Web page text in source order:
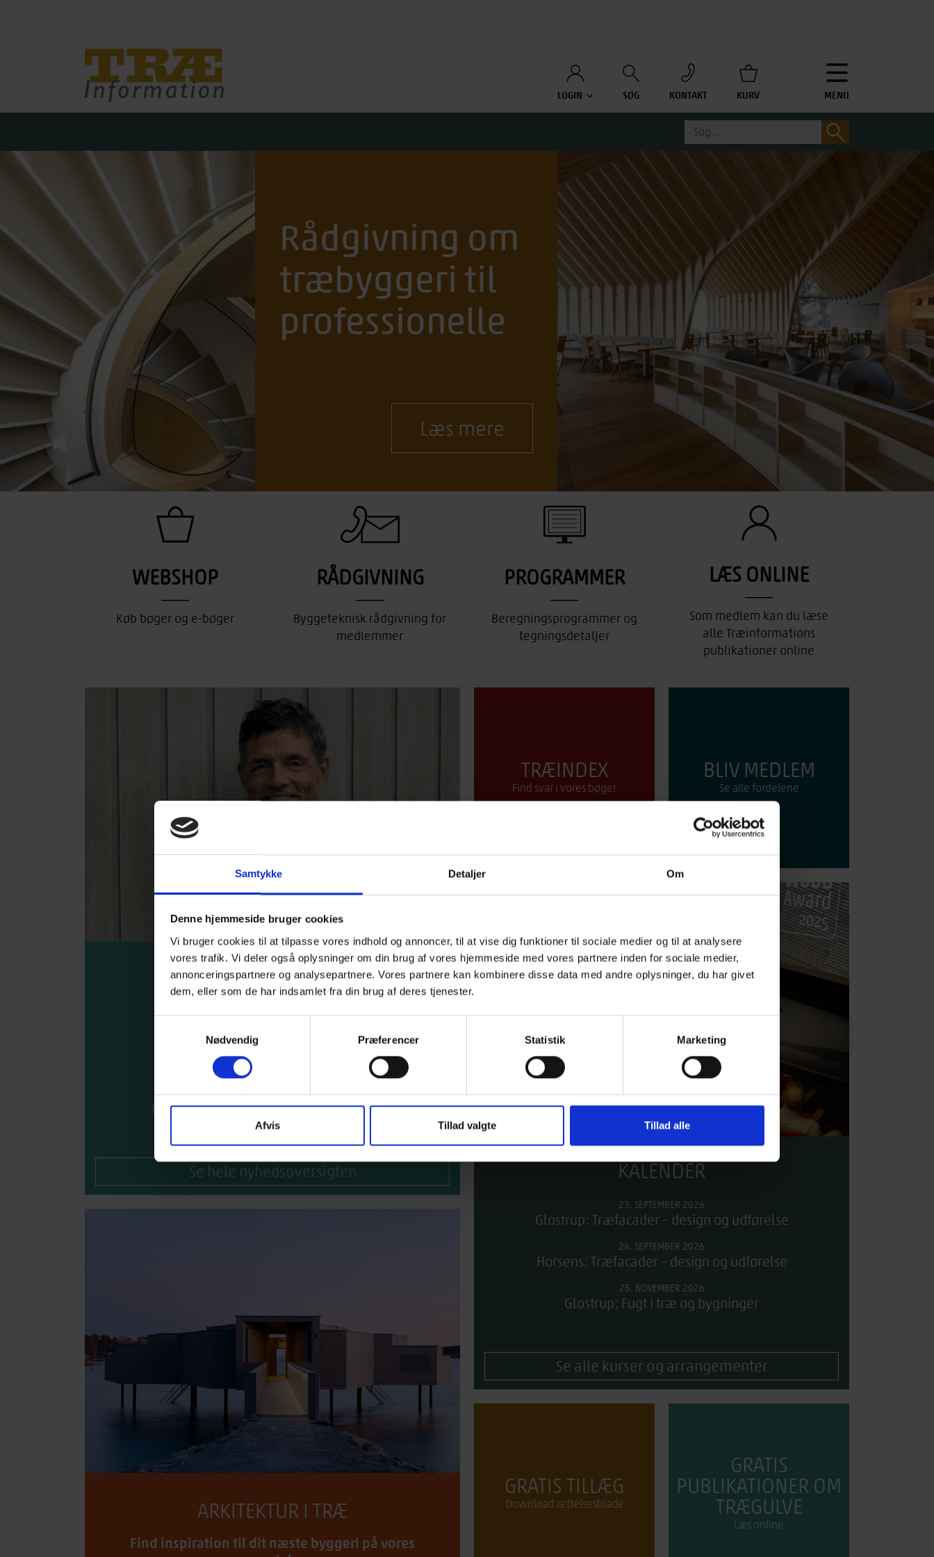
Samtykke Detaljer Om
Denne hjemmeside bruger cookies
Vi bruger cookies til at tilpasse vores indhold og annoncer, til at vise dig funktioner til sociale medier og til at analysere
vores trafik. Vi deler også oplysninger om din brug af vores hjemmeside med vores partnere inden for sociale medier,
annonceringspartnere og analysepartnere. Vores partnere kan kombinere disse data med andre oplysninger, du har givet
dem, eller som de har indsamlet fra din brug af deres tjenester.
Nødvendig
Præferencer Statistik Marketing
Afvis Tillad valgte Tillad alle
Træinfo
LOGIN SØG KONTAKT KURV MENU
Søg
efter:
Rådgivning om
træbyggeri til
professionelle
Læs mere
WEBSHOP
Køb bøger og e-bøger
RÅDGIVNING
Byggeteknisk rådgivning for
medlemmer
PROGRAMMER
Beregningsprogrammer og
tegningsdetaljer
LÆS ONLINE
Som medlem kan du læse
alle Træinformations
publikationer online
NYHEDER
Nyt login for medlemmer
26. JUNI 2026
Kursus: Træfacader – design og udførelse
Se hele nyhedsoversigten
ARKITEKTUR I TRÆ
Find inspiration til dit næste byggeri på vores
TRÆINDEX
Find svar i vores bøger
BLIV MEDLEM
Se alle fordelene
KALENDER
23. SEPTEMBER 2026
Glostrup: Træfacader – design og udførelse
24. SEPTEMBER 2026
Horsens: Træfacader – design og udførelse
25. NOVEMBER 2026
Glostrup: Fugt i træ og bygninger
Se alle kurser og arrangementer
GRATIS TILLÆG
Download rettelsesblade
GRATIS
PUBLIKATIONER OM
TRÆGULVE
Læs online